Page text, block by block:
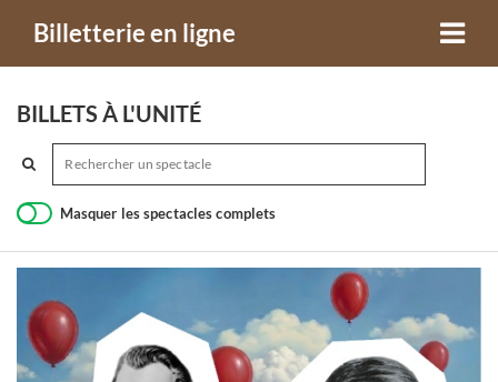
Billetterie en ligne
BILLETS À L'UNITÉ
Masquer les spectacles complets